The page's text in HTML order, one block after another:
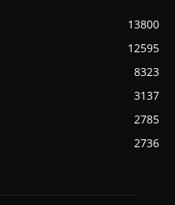
13800
12595
8323
3137
2785
2736